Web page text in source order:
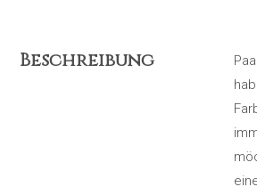
Beschreibung